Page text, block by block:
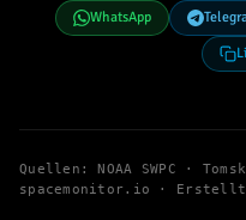
WhatsApp
Quellen: NOAA SWPC ·
spacemonitor.io ·